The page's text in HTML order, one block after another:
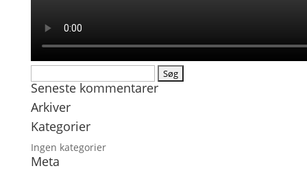
efter:
Seneste kommentarer
Arkiver
Kategorier
Ingen kategorier
Meta